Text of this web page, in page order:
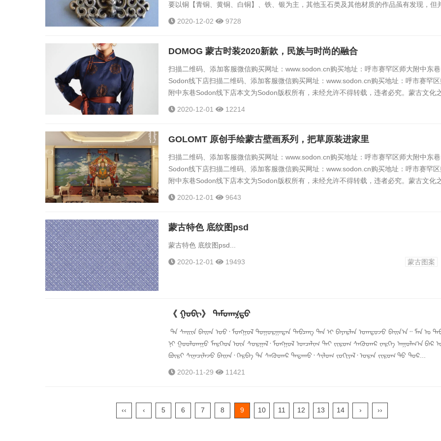
要以铜【青铜、黄铜、白铜】、铁、银为主，其他玉石类及其他材质的作品虽有发现，但
流。图海的内容十分丰富，其中与藏传佛教【俗称喇嘛教】有关的不在少数。这与蒙古族
师”，赐...
2020-12-02 9728
DOMOG 蒙古时装2020新款，民族与时尚的融合
扫描二维码、添加客服微信购买网址：www.sodon.cn购买地址：呼市赛罕区师大附中东巷
Sodon线下店扫描二维码、添加客服微信购买网址：www.sodon.cn购买地址：呼市赛罕区
附中东巷Sodon线下店本文为Sodon版权所有，未经允许不得转载，违者必究。蒙古文化
——Sodon...
2020-12-01 12214
GOLOMT 原创手绘蒙古壁画系列，把草原装进家里
扫描二维码、添加客服微信购买网址：www.sodon.cn购买地址：呼市赛罕区师大附中东巷
Sodon线下店扫描二维码、添加客服微信购买网址：www.sodon.cn购买地址：呼市赛罕区
附中东巷Sodon线下店本文为Sodon版权所有，未经允许不得转载，违者必究。蒙古文化
——Sodon...
2020-12-01 9643
蒙古特色 底纹图psd
蒙古特色 底纹图psd...
2020-12-01 19493 蒙古图案
《 ᠭᠤᠪᠢ》 ᠲᠡᠮᠳᠡᠭᠲᠤ
ᠲᠠ ᠰᠠᠢᠢᠨ ᠪᠠᠢᠠᠨ ᠤᠤ᠂ ᠮᠣᠩᠭᠣᠯ ᠲᠣᠭᠣᠷᠭᠠᠲᠠᠨ ᠲᠠᠪᠴᠠᠩ ᠲᠠᠨ ᠢ ᠪᠠᠶᠠᠷᠯᠠᠨ ᠣᠭᠲᠤᠵᠤ ᠪᠠᠢᠨ᠎ᠠ᠃ ᠮᠠᠨ ᠤ
ᠨᠢ ᠭᠤᠤᠯᠳᠠᠭᠤ ᠮᠡᠷᠭᠡᠳ ᠦᠨ ᠰᠣᠷᠭᠠᠯ᠂ ᠮᠣᠩᠭᠣᠯ ᠣᠨᠴᠠᠯᠢᠭ ᠲᠠᠢ ᠵᠢᠷᠣᠭ ᠰᠡᠭᠦᠳᠡᠷ ᠵᠡᠷᠭᠡ ᠠᠭᠤᠯᠭ᠎ᠠ ᠪᠠᠷ
ᠪᠦᠷᠢ ᠰᠢᠨᠡᠴᠢᠯᠡᠵᠦ ᠪᠠᠢᠠᠨ᠂ ᠬᠡᠷᠪᠡ ᠲᠠ ᠰᠡᠭᠦᠳᠡᠷ ᠳᠠᠲᠠᠬᠤ᠂ ᠰᠢᠯᠦᠭ ᠵᠣᠬᠢᠶᠠᠯ᠂ ᠣᠷᠠᠨ ᠵᠢᠷᠣᠭ ᠲᠤ ᠳᠤᠷ᠎...
2020-11-29 11421
‹‹ ‹ 5 6 7 8 9 10 11 12 13 14 › ››